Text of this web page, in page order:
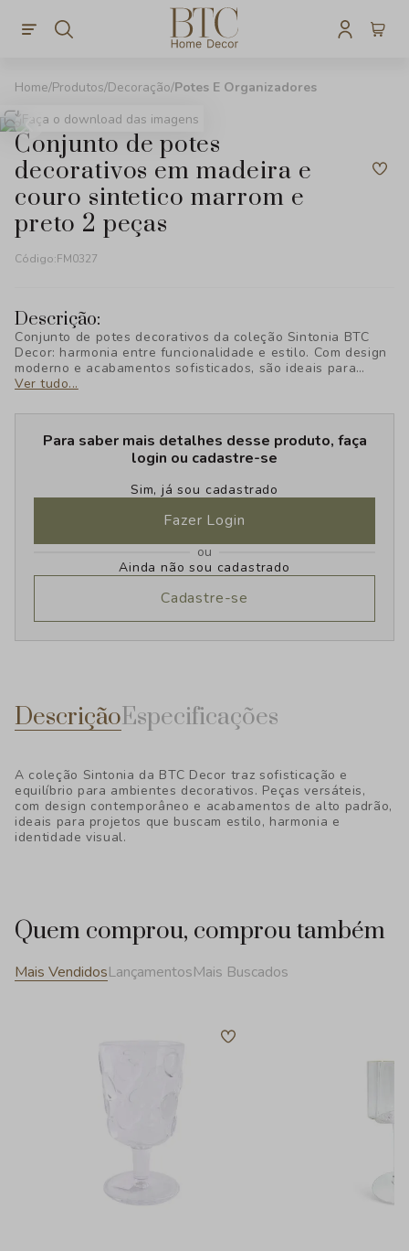
Produtos Decoração Potes E Organizadores
Faça o download das imagens
conjunto de potes
decorativos em madeira e
couro sintetico marrom e
preto 2 peças
Código:FM0327
Descrição:
Conjunto de potes decorativos da coleção Sintonia BTC
Decor: harmonia entre funcionalidade e estilo. Com design
moderno e acabamentos sofisticados, são ideais para
complementar a decoração com charme e praticidade.
Ver tudo...
Para saber mais detalhes desse produto, faça
login ou cadastre-se
Sim, já sou cadastrado
Fazer Login
ou
Ainda não sou cadastrado
Cadastre-se
DescriçãoEspecificações
A coleção Sintonia da BTC Decor traz sofisticação e
equilíbrio para ambientes decorativos. Peças versáteis,
com design contemporâneo e acabamentos de alto padrão,
ideais para projetos que buscam estilo, harmonia e
identidade visual.
Quem comprou, comprou também
Mais VendidosLançamentosMais Buscados